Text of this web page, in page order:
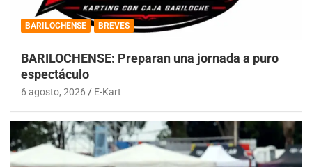
BARILOCHENSE BREVES
BARILOCHENSE: Preparan una jornada a puro
espectáculo
6 agosto, 2026 E-Kart